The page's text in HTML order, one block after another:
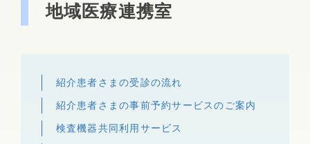
業務上・通勤途上の傷病でおかかりの患者さまへ
入院・退院のお手続き
入院中の過ごし方
肝臓専門外来
消化器内科
脳神経内科
病院について
理念・基本方針・職員の倫理・権利とお願い
臨床指標
個人情報保護方針
市民公開講座 糖尿病セルフケア教室
不整脈専門外来からのお知らせ 院外処方箋疑義簡素化プロトコール
地域医療連携室
紹介患者さまの受診の流れ
紹介患者さまの事前予約サービスのご案内
検査機器共同利用サービス